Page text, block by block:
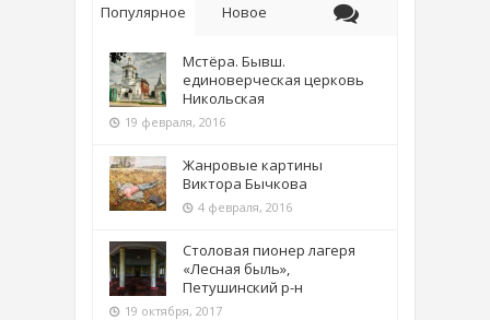
Популярное Новое
Мстёра. Бывш.
единоверческая церковь
Никольская
19 февраля, 2016
Жанровые картины
Виктора Бычкова
4 февраля, 2016
Столовая пионер лагеря
«Лесная быль»,
Петушинский р-н
19 октября, 2017